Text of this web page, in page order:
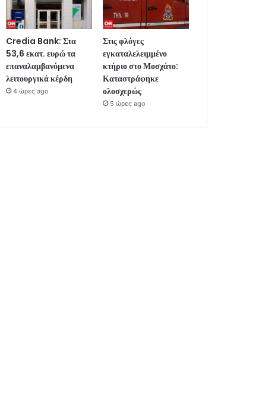
Credia Bank: Στα
53,6 εκατ. ευρώ τα
επαναλαμβανόμενα
λειτουργικά κέρδη
4 ώρες ago
Στις φλόγες
εγκαταλελειμμένο
κτήριο στο Μοσχάτο:
Καταστράφηκε
ολοσχερώς
5 ώρες ago